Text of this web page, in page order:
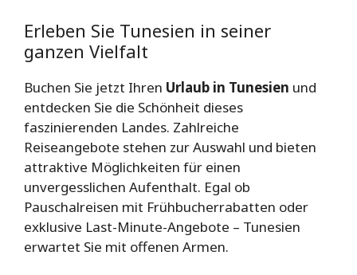
Erleben Sie Tunesien in seiner
ganzen Vielfalt
Buchen Sie jetzt Ihren Urlaub in Tunesien und
entdecken Sie die Schönheit dieses
faszinierenden Landes. Zahlreiche
Reiseangebote stehen zur Auswahl und bieten
attraktive Möglichkeiten für einen
unvergesslichen Aufenthalt. Egal ob
Pauschalreisen mit Frühbucherrabatten oder
exklusive Last-Minute-Angebote – Tunesien
erwartet Sie mit offenen Armen.